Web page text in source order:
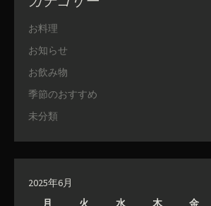
お料理
お知らせ
お飲み物
季節のおすすめ
未分類
2025年6月
月
火 水 木 金